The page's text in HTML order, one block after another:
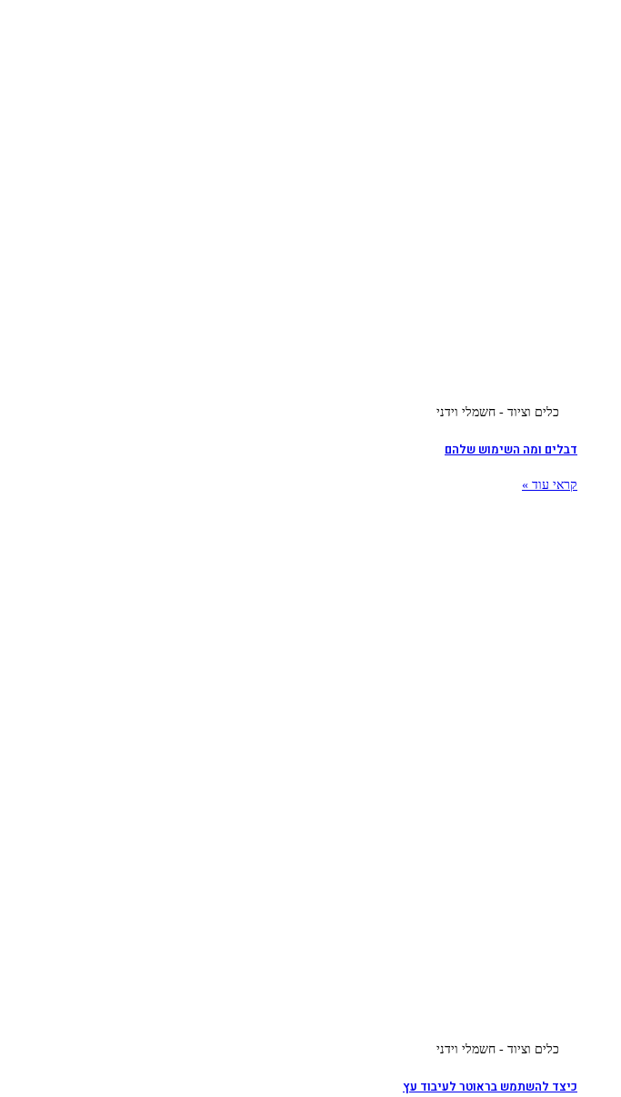
כלים וציוד - חשמלי וידני
דבלים ומה השימוש שלהם
קראי עוד »
כלים וציוד - חשמלי וידני
כיצד להשתמש בראוטר לעיבוד עץ